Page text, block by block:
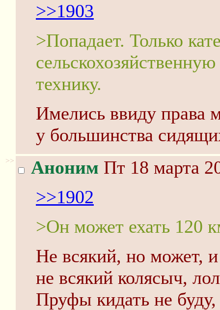
>>1903
>Попадает. Только
технику.
Имелись ввиду права
у большинства
>> Аноним Пт 18 марта
>>1902
>Он может ехать 120
Не всякий, но может,
не всякий колясыч,
Пруфы кидать не буду,